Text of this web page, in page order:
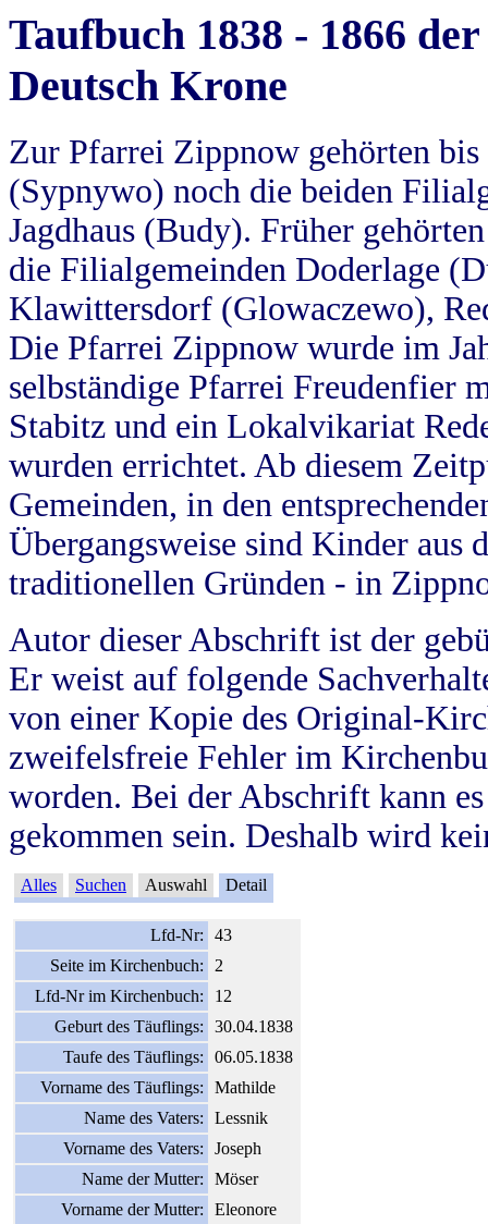
Taufbuch 1838 - 1866
Deutsch Krone
Zur Pfarrei Zippnow gehörten
(Sypnywo) noch die beiden
Jagdhaus (Budy). Früher
die Filialgemeinden Doderlage
Klawittersdorf (Glowaczewo),
Die Pfarrei Zippnow wurde im
selbständige Pfarrei Freudenfier
Stabitz und ein Lokalvikariat
wurden errichtet. Ab diesem
Gemeinden, in den
Übergangsweise sind Kinder aus
traditionellen Gründen - in
Autor dieser Abschrift ist der
Er weist auf folgende
von einer Kopie des Original-
zweifelsfreie Fehler im
worden. Bei der Abschrift kann
gekommen sein. Deshalb wird
Alles Suchen Auswahl Detail
Lfd-Nr:
43
Seite im Kirchenbuch:
2
Lfd-Nr im Kirchenbuch:
12
Geburt des Täuflings:
30.04.1838
Taufe des Täuflings:
06.05.1838
Vorname des Täuflings:
Mathilde
Name des Vaters:
Lessnik
Vorname des Vaters:
Joseph
Name der Mutter:
Möser
Vorname der Mutter:
Eleonore